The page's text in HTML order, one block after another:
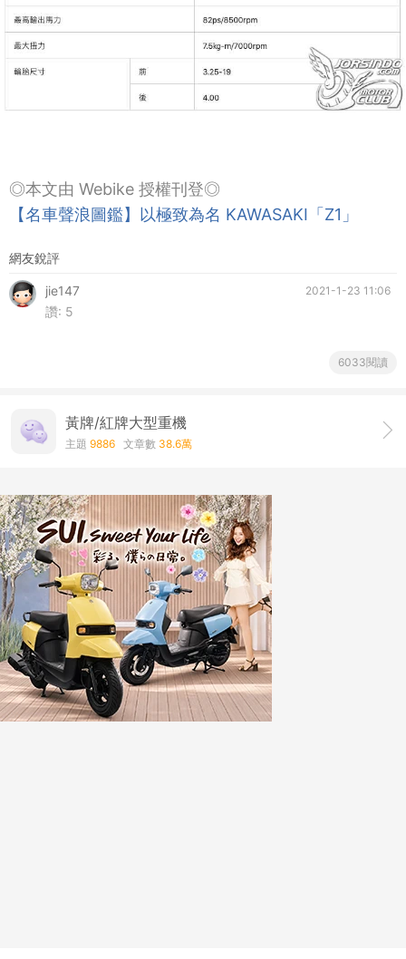
◎本文由 Webike 授權刊登◎
【名車聲浪圖鑑】以極致為名 KAWASAKI「Z1」
網友銳評
2021-1-23 11:06
jie147
讚: 5
6033閱讀
黃牌/紅牌大型重機
主題 9886 文章數 38.6萬